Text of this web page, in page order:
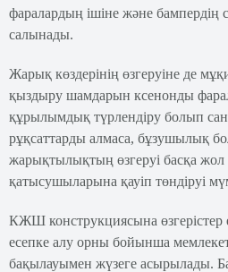
фаралардың ішіне және
салынады.
Жарық көздерінің өзгеруіне де
қыздыру шамдарын ксенонды
құрылымдық түрлендіру болып
рұқсаттарды алмаса, бұзушылық
жарықтылықтың өзгеруі басқа жол
қатысушыларына қауіп төндіруі
КЖШ конструкциясына өзгерістер
есепке алу орны бойынша
бақылауымен жүзеге асырылады.